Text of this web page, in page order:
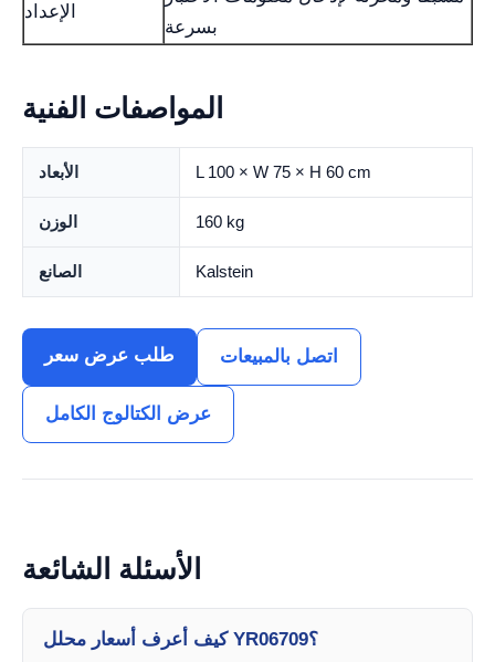
الإعداد
بسرعة
المواصفات الفنية
الأبعاد L 100 × W 75 × H 60 cm
الوزن 160 kg
الصانع Kalstein
طلب عرض سعر اتصل بالمبيعات
عرض الكتالوج الكامل
الأسئلة الشائعة
كيف أعرف أسعار محلل YR06709؟